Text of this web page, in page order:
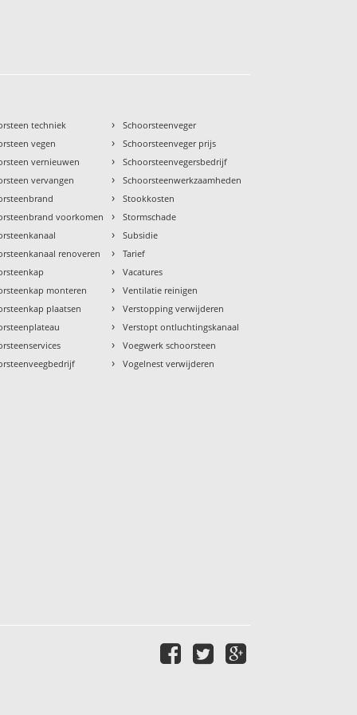
techniek
vegen
vernieuwen
vervangen
voorkomen
renoveren
monteren
plaatsen
› Schoorsteenveger
› Schoorsteenveger prijs
› Schoorsteenvegersbedrijf
› Schoorsteenwerkzaamheden
› Stookkosten
› Stormschade
› Subsidie
› Tarief
› Vacatures
› Ventilatie reinigen
› Verstopping verwijderen
› Verstopt ontluchtingskanaal
› Voegwerk schoorsteen
› Vogelnest verwijderen